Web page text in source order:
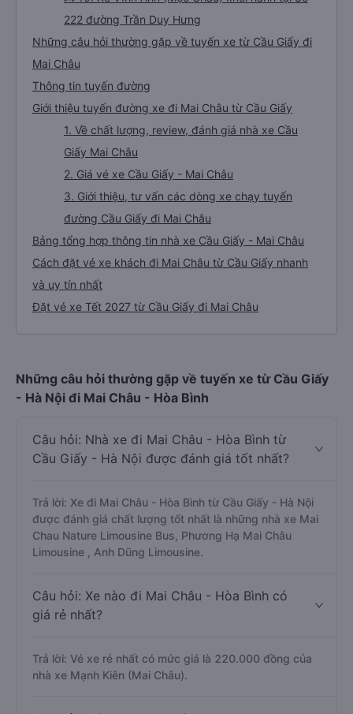
222 đường Trần Duy Hưng
Những câu hỏi thường gặp về tuyến xe từ Cầu Giấy đi
Mai Châu
Thông tin tuyến đường
Giới thiệu tuyến đường xe đi Mai Châu từ Cầu Giấy
1. Về chất lượng, review, đánh giá nhà xe Cầu
Giấy Mai Châu
2. Giá vé xe Cầu Giấy - Mai Châu
3. Giới thiệu, tư vấn các dòng xe chạy tuyến
đường Cầu Giấy đi Mai Châu
Bảng tổng hợp thông tin nhà xe Cầu Giấy - Mai Châu
Cách đặt vé xe khách đi Mai Châu từ Cầu Giấy nhanh
và uy tín nhất
Đặt vé xe Tết 2027 từ Cầu Giấy đi Mai Châu
Những câu hỏi thường gặp về tuyến xe từ Cầu Giấy
- Hà Nội đi Mai Châu - Hòa Bình
Câu hỏi: Nhà xe đi Mai Châu - Hòa Bình từ
Cầu Giấy - Hà Nội được đánh giá tốt nhất?
Trả lời: Xe đi Mai Châu - Hòa Bình từ Cầu Giấy - Hà Nội
được đánh giá chất lượng tốt nhất là những nhà xe Mai
Chau Nature Limousine Bus, Phương Hạ Mai Châu
Limousine , Anh Dũng Limousine.
Câu hỏi: Xe nào đi Mai Châu - Hòa Bình có
giá rẻ nhất?
Trả lời: Vé xe rẻ nhất có mức giá là 220.000 đồng của
nhà xe Mạnh Kiên (Mai Châu).